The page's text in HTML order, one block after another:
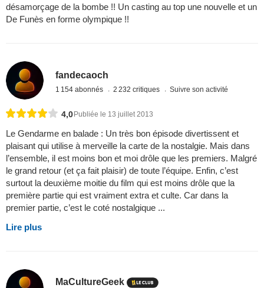
désamorçage de la bombe !! Un casting au top une nouvelle et un
De Funès en forme olympique !!
fandecaoch
1 154 abonnés 2 232 critiques Suivre son activité
4,0Publiée le 13 juillet 2013
Le Gendarme en balade : Un très bon épisode divertissent et
plaisant qui utilise à merveille la carte de la nostalgie. Mais dans
l’ensemble, il est moins bon et moi drôle que les premiers. Malgré
le grand retour (et ça fait plaisir) de toute l’équipe. Enfin, c’est
surtout la deuxième moitie du film qui est moins drôle que la
première partie qui est vraiment extra et culte. Car dans la
premier partie, c’est le coté nostalgique ...
Lire plus
MaCultureGeek